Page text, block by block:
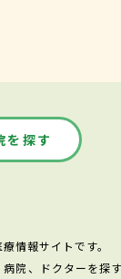
を探す
情報サイトです。
院、ドクターを探す